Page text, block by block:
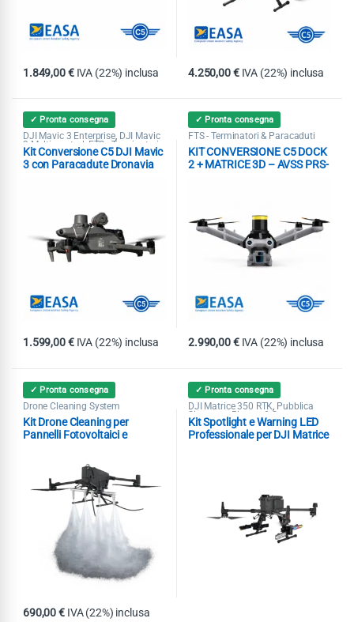
1.849,00€ IVA (22%) inclusa 4.250,00€ IVA (22%) inclusa
✓ Pronta consegna
DJI Mavic 3 Enterprise, DJI Mavic
3 Multispectral FTS - Terminatori
& Paracaduti
Kit Conversione C5 DJI Mavic
3 con Paracadute Dronavia
1.599,00€ IVA (22%) inclusa
✓ Pronta consegna
FTS - Terminatori & Paracaduti
KIT CONVERSIONE C5 DOCK
2 + MATRICE 3D – AVSS PRS-
2.990,00€ IVA (22%) inclusa
✓ Pronta consegna
Drone Cleaning System
Kit Drone Cleaning per
Pannelli Fotovoltaici e
690,00€ IVA (22%) inclusa
✓ Pronta consegna
DJI Matrice 350 RTK, Pubblica
Sicurezza,Ricerca & Soccorso,
Spotlight
Kit Spotlight e Warning LED
Professionale per DJI Matrice